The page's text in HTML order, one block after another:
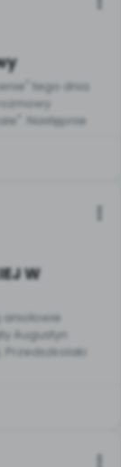
tego dnia
Następnie
W
Augustyn